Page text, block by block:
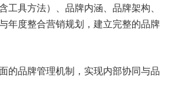
工具方法）、品牌内涵、品牌架构、
年度整合营销规划，建立完整的品牌
的品牌管理机制，实现内部协同与品